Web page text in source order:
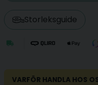
Storleksguide
VARFÖR HANDLA HOS